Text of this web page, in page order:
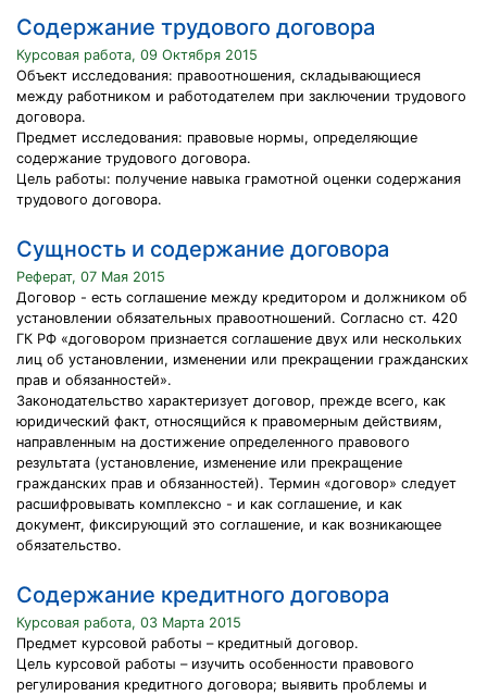
Содержание трудового договора
Курсовая работа, 09 Октября 2015
Объект исследования: правоотношения, складывающиеся
между работником и работодателем при заключении трудового
договора.
Предмет исследования: правовые нормы, определяющие
содержание трудового договора.
Цель работы: получение навыка грамотной оценки содержания
трудового договора.
Сущность и содержание договора
Реферат, 07 Мая 2015
Договор - есть соглашение между кредитором и должником об
установлении обязательных правоотношений. Согласно ст. 420
ГК РФ «договором признается соглашение двух или нескольких
лиц об установлении, изменении или прекращении гражданских
прав и обязанностей».
Законодательство характеризует договор, прежде всего, как
юридический факт, относящийся к правомерным действиям,
направленным на достижение определенного правового
результата (установление, изменение или прекращение
гражданских прав и обязанностей). Термин «договор» следует
расшифровывать комплексно - и как соглашение, и как
документ, фиксирующий это соглашение, и как возникающее
обязательство.
Содержание кредитного договора
Курсовая работа, 03 Марта 2015
Предмет курсовой работы – кредитный договор.
Цель курсовой работы – изучить особенности правового
регулирования кредитного договора; выявить проблемы и